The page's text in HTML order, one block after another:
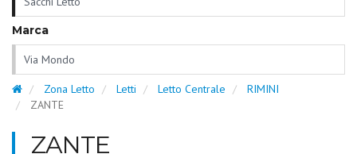
Marca
Via Mondo
Zona Letto Letti Letto Centrale
RIMINI
ZANTE
ZANTE